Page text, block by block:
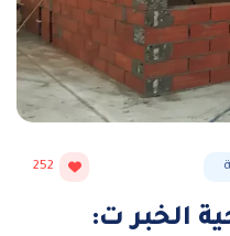
252
الخبر ت: